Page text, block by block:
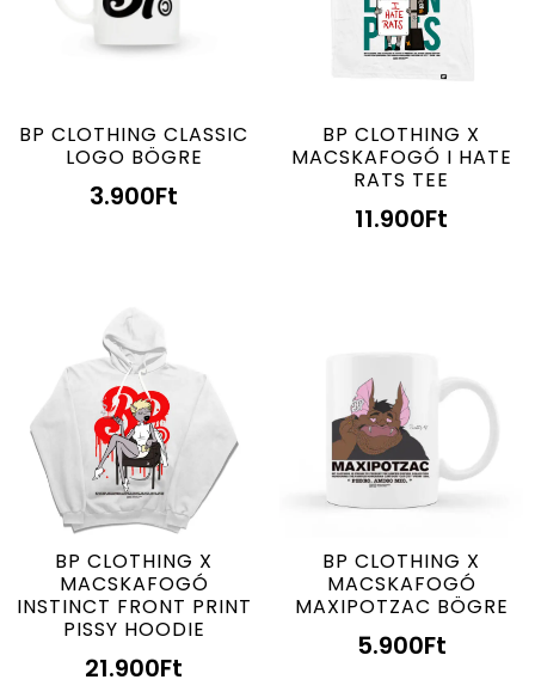
BP CLOTHING CLASSIC
LOGO BÖGRE
3.900Ft
BP CLOTHING X
MACSKAFOGÓ I HATE
RATS TEE
11.900Ft
BP CLOTHING X
MACSKAFOGÓ
INSTINCT FRONT PRINT
PISSY HOODIE
21.900Ft
BP CLOTHING X
MACSKAFOGÓ
MAXIPOTZAC BÖGRE
5.900Ft